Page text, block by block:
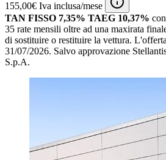
155,00€ Iva inclusa/mese
TAN FISSO 7,35% TAEG 10,37%
35 rate mensili oltre ad una maxirata
di sostituire o restituire la vettura.
31/07/2026. Salvo approvazione
S.p.A.